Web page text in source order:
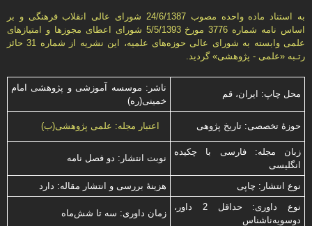
به استناد ماده واحده مصوب 24/6/1387 شورای عالی انقلاب فرهنگی و بر
اساس نامه شماره 3776 مورخ 5/5/1393 شورای اعطای مجوزها و امتيازهای
علمی وابسته به شورای عالی حوزه‌های علميه، اين نشريه از شماره 31 حائز
رتـبه «علمی - پژوهشی» گرديد.
محل چاپ: ایران، قم
ناشر: موسسه آموزشی و پژوهشی امام
خمینی(ره)
حوزۀ تخصصی: تاریخ پژوهی اعتبار مجله: علمی پژوهشی(ب)
زبان مجله: فارسی با چكیده
انگلیسی
نوبت انتشار: دو فصل نامه
نوع انتشار: چاپی
هزینۀ بررسی و انتشار مقاله: دارد
نوع داوری: حداقل 2 داور،
دوسویه‌ناشناس
زمان داوری: سه تا شش‌ماه